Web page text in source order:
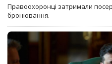
Правоохоронці затримали
бронювання.